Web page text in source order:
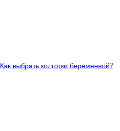
Как выбрать колготки беременной?